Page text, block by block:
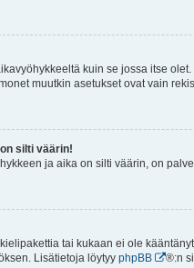
kuin se jossa itse
muutkin asetukset ovat vain
silti väärin!
ja aika on silti väärin, on
tai kukaan ei ole
Lisätietoja löytyy phpBB ®:n